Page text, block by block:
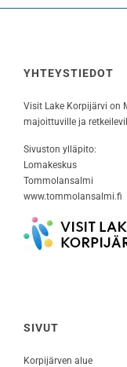
YHTEYSTIEDOT
Visit Lake Korpijärvi on
majoittuville ja
Sivuston ylläpito:
Lomakeskus
Tommolansalmi
www.tommolansalmi.fi
SIVUT
Korpijärven alue